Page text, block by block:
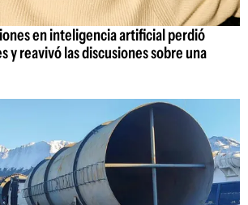
en inteligencia artificial perdió
y reavivó las discusiones sobre una